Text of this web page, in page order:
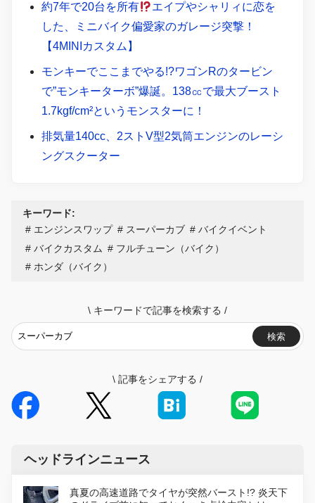
約7年で20台を所有
エイプやシャリィに恋を
した、ミニバイク偏愛家のガレージ突撃！
【4MINIカスタム】
モンキーでここまでやる!?ワゴンRのタービン
で”モンキーターボ”爆誕。138㏄で最大ブースト
1.7kgf/cm²というモンスターに！
排気量140cc、2ストV型2気筒エンジンのレーシ
ングスクーター
キーワード:
エンジンスワップ
スーパーカブ
バイクイベント
バイクカスタム
フルチューン（バイク）
ホンダ（バイク）
\ キーワードで記事を検索する /
検索
\ 記事をシェアする /
ヘッドラインニュース
真夏の高速道路でタイヤが突然バースト!? 炎天下